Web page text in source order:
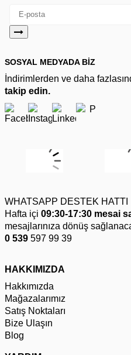
SOSYAL MEDYADA BİZ
İndirimlerden ve daha
takip edin.
WHATSAPP DESTEK HATTI
Hafta içi 09:30-17:30 mesai
mesajlarınıza dönüş
0 539 597 99 39
HAKKIMIZDA
Hakkımızda
Mağazalarımız
Satış Noktaları
Bize Ulaşın
Blog